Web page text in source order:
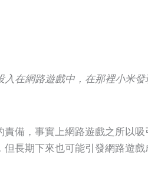
在網路遊戲中，在那裡小米發
備，事實上網路遊戲之所以
長期下來也可能引發網路遊戲